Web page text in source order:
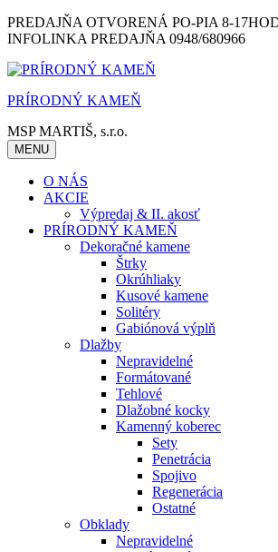
Skip
to
PREDAJŇA OTVORENÁ PO-PIA 8-
INFOLINKA PREDAJŇA 0948/680966
PRÍRODNÝ KAMEŇ
MSP MARTIŠ, s.r.o.
MENU
O NÁS
AKCIE
Výpredaj & II. akosť
PRÍRODNÝ KAMEŇ
Dekoračné kamene
Štrky
Okrúhliaky
Kusové kamene
Solitéry
Gabiónová výplň
Dlažby
Nepravidelné
Formátované
Tehlové
Dlažobné kocky
Kamenný koberec
Sety
Penetrácia
Spojivo
Regenerácia
Ostatné
Obklady
Nepravidelné